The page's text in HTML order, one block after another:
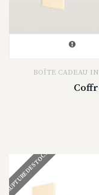
BOÎTE CADEAU
RUPTURE DE STOCK